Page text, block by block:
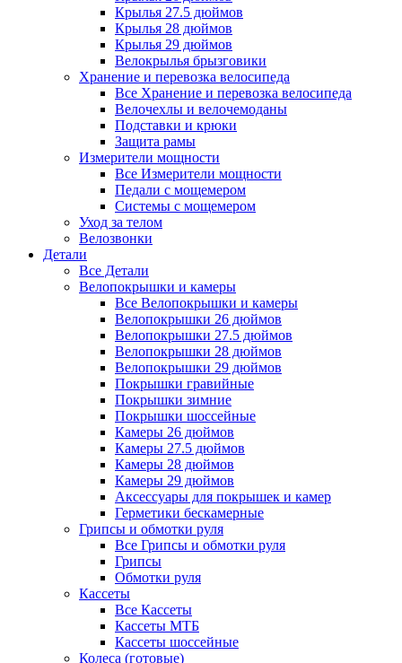
Крылья 27.5 дюймов
Крылья 28 дюймов
Крылья 29 дюймов
Велокрылья брызговики
Хранение и перевозка велосипеда
Все Хранение и перевозка велосипеда
Велочехлы и велочемоданы
Подставки и крюки
Защита рамы
Измерители мощности
Все Измерители мощности
Педали с мощемером
Системы с мощемером
Уход за телом
Велозвонки
Детали
Все Детали
Велопокрышки и камеры
Все Велопокрышки и камеры
Велопокрышки 26 дюймов
Велопокрышки 27.5 дюймов
Велопокрышки 28 дюймов
Велопокрышки 29 дюймов
Покрышки гравийные
Покрышки зимние
Покрышки шоссейные
Камеры 26 дюймов
Камеры 27.5 дюймов
Камеры 28 дюймов
Камеры 29 дюймов
Аксессуары для покрышек и камер
Герметики бескамерные
Грипсы и обмотки руля
Все Грипсы и обмотки руля
Грипсы
Обмотки руля
Кассеты
Все Кассеты
Кассеты МТБ
Кассеты шоссейные
Колеса (готовые)